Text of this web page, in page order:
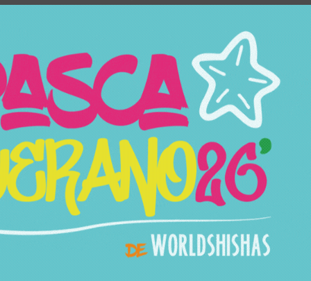
Correo electrónico
Suscribirme